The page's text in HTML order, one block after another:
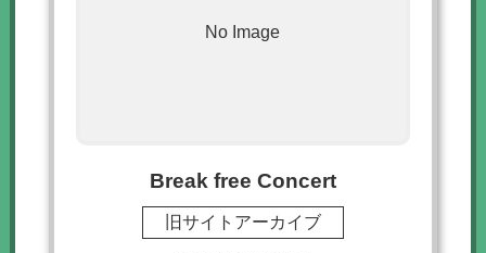
Break free Concert
旧サイトアーカイブ
No Image